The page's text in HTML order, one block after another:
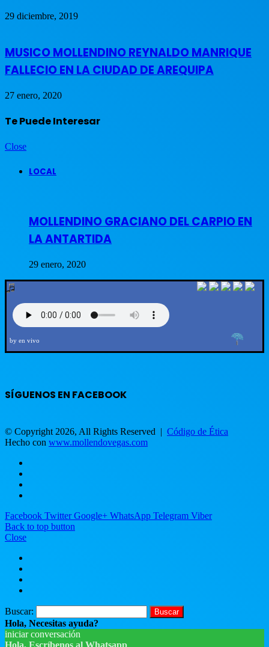
29 diciembre, 2019
MUSICO MOLLENDINO REYNALDO MANRIQUE
FALLECIO EN LA CIUDAD DE AREQUIPA
27 enero, 2020
Te Puede Interesar
Close
LOCAL
MOLLENDINO GRACIANO DEL CARPIO EN
LA ANTARTIDA
29 enero, 2020
by en vivo
SÍGUENOS EN FACEBOOK
© Copyright 2026, All Rights Reserved | Código de Ética
Hecho con www.mollendovegas.com
Facebook Twitter Google+ WhatsApp Telegram Viber
Back to top button
Close
Buscar:
Hola, Necesitas ayuda?
iniciar conversación
Hola, Escríbenos al Whatsapp